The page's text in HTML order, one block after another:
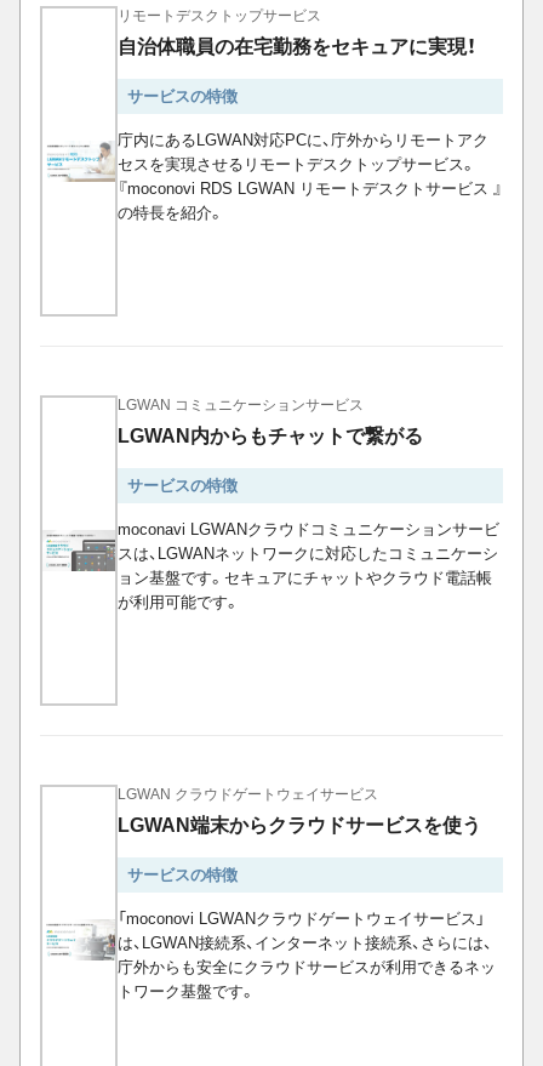
リモートデスクトップサービス
自治体職員の在宅勤務をセキュアに実現！
サービスの特徴
庁内にあるLGWAN対応PCに、庁外からリモートアク
セスを実現させるリモートデスクトップサービス。
『moconovi RDS LGWAN リモートデスクトサービス 』
の特長を紹介。
LGWAN コミュニケーションサービス
LGWAN内からもチャットで繋がる
サービスの特徴
moconavi LGWANクラウドコミュニケーションサービ
スは、LGWANネットワークに対応したコミュニケーシ
ョン基盤です。セキュアにチャットやクラウド電話帳
が利用可能です。
LGWAN クラウドゲートウェイサービス
LGWAN端末からクラウドサービスを使う
サービスの特徴
「moconovi LGWANクラウドゲートウェイサービス」
は、LGWAN接続系、インターネット接続系、さらには、
庁外からも安全にクラウドサービスが利用できるネッ
トワーク基盤です。